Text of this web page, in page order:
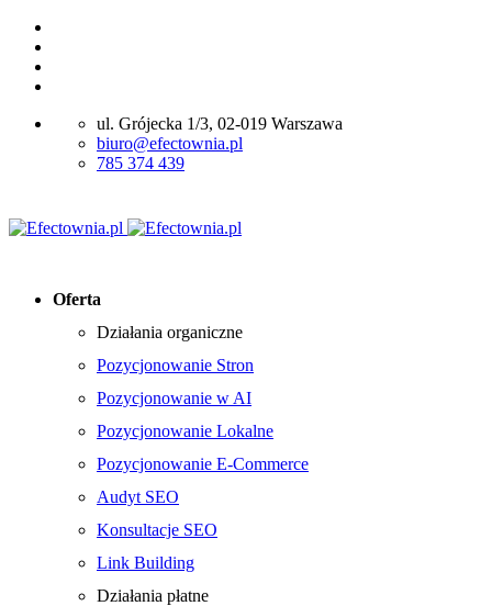
ul. Grójecka 1/3, 02-019 Warszawa
biuro@efectownia.pl
785 374 439
Oferta
Działania organiczne
Pozycjonowanie Stron
Pozycjonowanie w AI
Pozycjonowanie Lokalne
Pozycjonowanie E-Commerce
Audyt SEO
Konsultacje SEO
Link Building
Działania płatne